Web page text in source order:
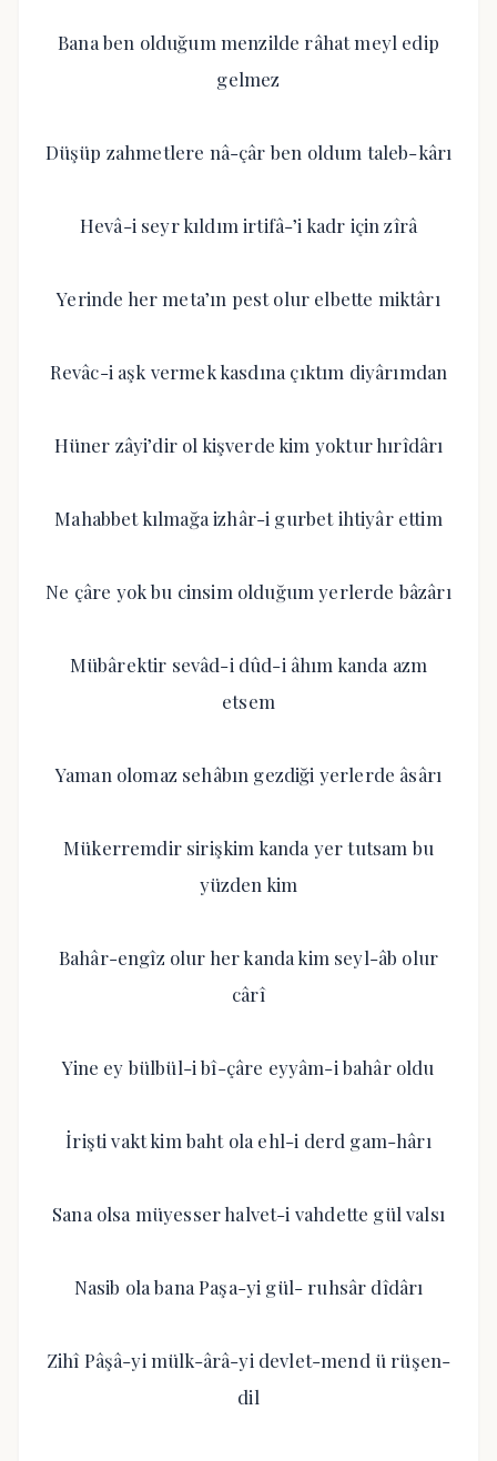
Bana ben olduğum menzilde râhat meyl edip
gelmez
Düşüp zahmetlere nâ-çâr ben oldum taleb-kârı
Hevâ-i seyr kıldım irtifâ-’i kadr için zîrâ
Yerinde her meta’ın pest olur elbette miktârı
Revâc-i aşk vermek kasdına çıktım diyârımdan
Hüner zâyi’dir ol kişverde kim yoktur hırîdârı
Mahabbet kılmağa izhâr-i gurbet ihtiyâr ettim
Ne çâre yok bu cinsim olduğum yerlerde bâzârı
Mübârektir sevâd-i dûd-i âhım kanda azm
etsem
Yaman olomaz sehâbın gezdiği yerlerde âsârı
Mükerremdir sirişkim kanda yer tutsam bu
yüzden kim
Bahâr-engîz olur her kanda kim seyl-âb olur
cârî
Yine ey bülbül-i bî-çâre eyyâm-i bahâr oldu
İrişti vakt kim baht ola ehl-i derd gam-hârı
Sana olsa müyesser halvet-i vahdette gül valsı
Nasib ola bana Paşa-yi gül- ruhsâr dîdârı
Zihî Pâşâ-yi mülk-ârâ-yi devlet-mend ü rüşen-
dil